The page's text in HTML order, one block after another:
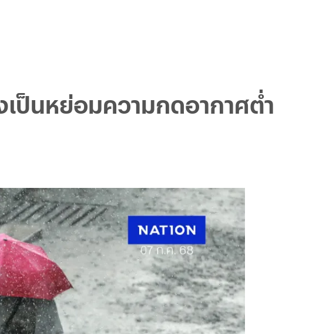
ป็นหย่อมความกดอากาศต่ำ